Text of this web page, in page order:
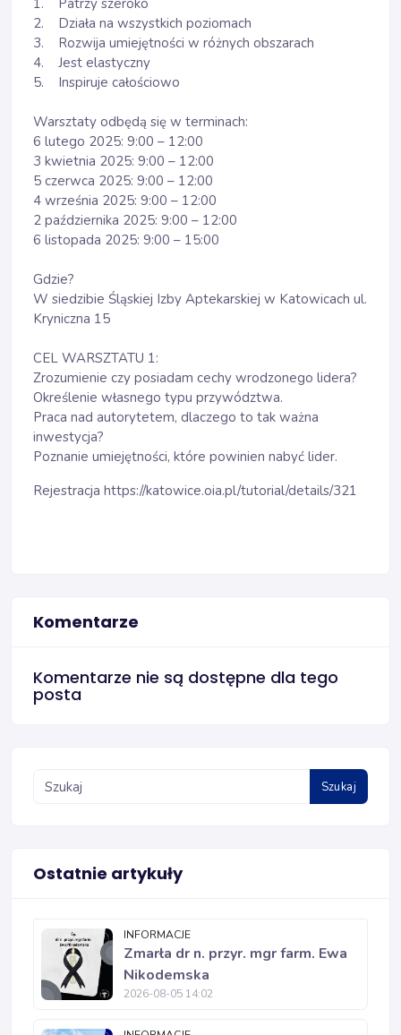
1. Patrzy szeroko
2. Działa na wszystkich poziomach
3. Rozwija umiejętności w różnych obszarach
4. Jest elastyczny
5. Inspiruje całościowo
Warsztaty odbędą się w terminach:
6 lutego 2025: 9:00 – 12:00
3 kwietnia 2025: 9:00 – 12:00
5 czerwca 2025: 9:00 – 12:00
4 września 2025: 9:00 – 12:00
2 października 2025: 9:00 – 12:00
6 listopada 2025: 9:00 – 15:00
Gdzie?
W siedzibie Śląskiej Izby Aptekarskiej w Katowicach ul.
Kryniczna 15
CEL WARSZTATU 1:
Zrozumienie czy posiadam cechy wrodzonego lidera?
Określenie własnego typu przywództwa.
Praca nad autorytetem, dlaczego to tak ważna
inwestycja?
Poznanie umiejętności, które powinien nabyć lider.
Rejestracja https://katowice.oia.pl/tutorial/details/321
Komentarze
Komentarze nie są dostępne dla tego
posta
Szukaj
Ostatnie artykuły
INFORMACJE
Zmarła dr n. przyr. mgr farm. Ewa
Nikodemska
2026-08-05 14:02